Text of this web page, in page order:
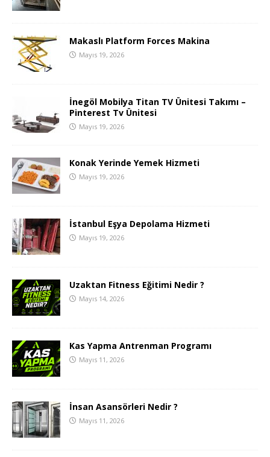
Makaslı Platform Forces Makina
Mayıs 19, 2026
İnegöl Mobilya Titan TV Ünitesi Takımı –
Pinterest Tv Ünitesi
Mayıs 19, 2026
Konak Yerinde Yemek Hizmeti
Mayıs 19, 2026
İstanbul Eşya Depolama Hizmeti
Mayıs 19, 2026
Uzaktan Fitness Eğitimi Nedir ?
Mayıs 14, 2026
Kas Yapma Antrenman Programı
Mayıs 11, 2026
İnsan Asansörleri Nedir ?
Mayıs 11, 2026